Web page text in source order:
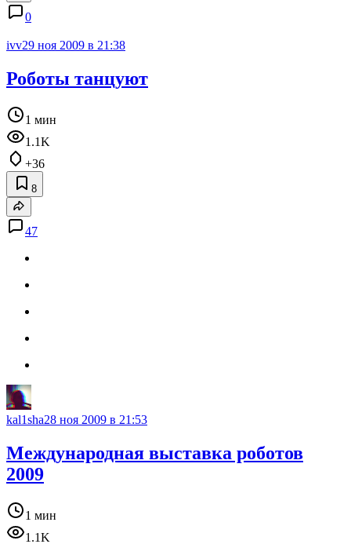
0
ivv29 ноя 2009 в 21:38
Роботы танцуют
1 мин
1.1K
+36
8
47
kal1sha28 ноя 2009 в 21:53
Международная выставка роботов
2009
1 мин
1.1K